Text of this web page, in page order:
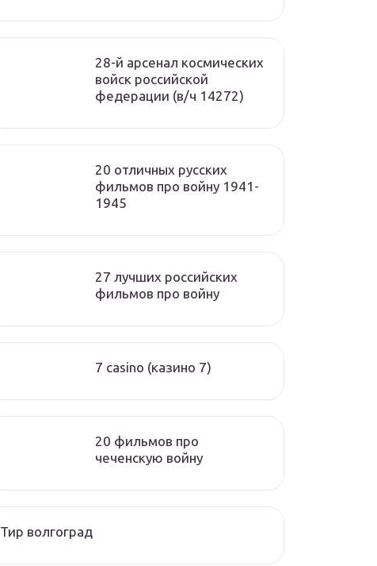
28-й арсенал космических
войск российской
федерации (в/ч 14272)
20 отличных русских
фильмов про войну 1941-
1945
27 лучших российских
фильмов про войну
7 casino (казино 7)
20 фильмов про
чеченскую войну
Тир волгоград